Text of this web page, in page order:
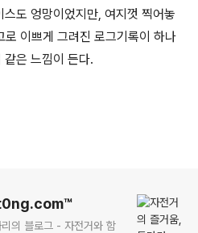
도 엉망이었지만, 여지껏 찍어놓
이쁘게 그려진 로그기록이 하나
은 느낌이 든다.
t0ng.com™
의 블로그 - 자전거와 함